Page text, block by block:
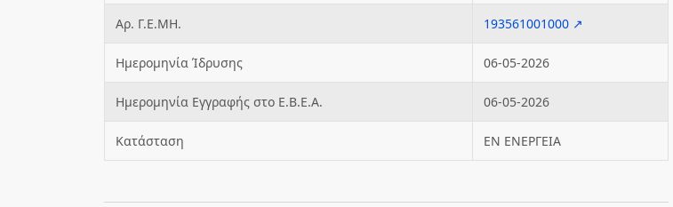
Αρ. Γ.Ε.ΜΗ. 193561001000 ↗
Ημερομηνία Ίδρυσης 06-05-2026
Ημερομηνία Εγγραφής στο Ε.Β.Ε.Α. 06-05-2026
Κατάσταση ΕΝ ΕΝΕΡΓΕΙΑ